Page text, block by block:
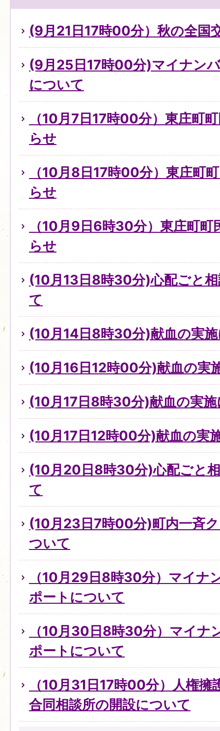
(9月21日17時00分）秋の全国
(9月25日17時00分)マイナン
について
（10月7日17時00分）東庄町
らせ
（10月8日17時00分）東庄町
らせ
（10月9日6時30分）東庄町町
らせ
(10月13日8時30分)心配ごと
て
(10月14日8時30分)献血の実
(10月16日12時00分)献血の実
(10月17日8時30分)献血の実
(10月17日12時00分)献血の実
(10月20日8時30分)心配ごと
て
(10月23日7時00分)町内一斉
ついて
（10月29日8時30分）マイナ
ポートについて
（10月30日8時30分）マイナ
ポートについて
（10月31日17時00分）人権擁
合同相談所の開設について